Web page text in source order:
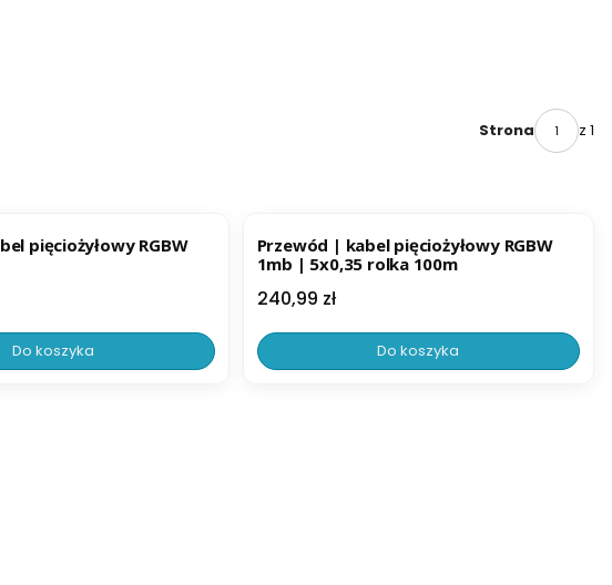
Strona z 1
pięciożyłowy RGBW
Do koszyka
Przewód | kabel pięciożyłowy RGBW
1mb | 5x0,35 rolka 100m
Cena
240,99 zł
Do koszyka